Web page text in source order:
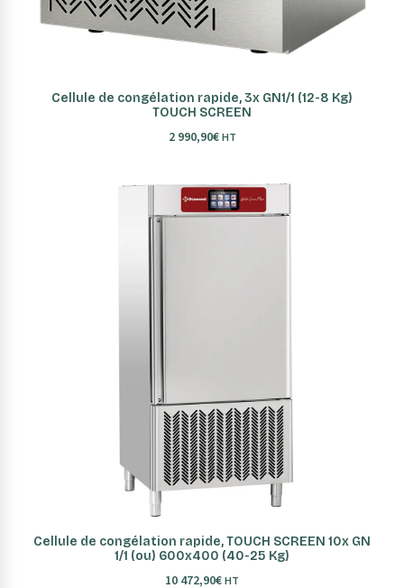
AJOUTER AU PANIER
Cellule de congélation rapide, 3x GN1/1 (12-8 Kg)
TOUCH SCREEN
2 990,90€ HT
AJOUTER AU PANIER
Cellule de congélation rapide, TOUCH SCREEN 10x GN
1/1 (ou) 600x400 (40-25 Kg)
10 472,90€HT